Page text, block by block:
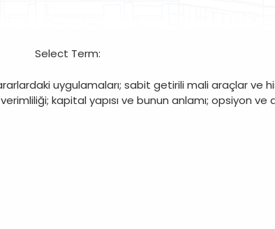
Select Term:
uygulamaları; sabit getirili mali araçlar ve
kapital yapısı ve bunun anlamı; opsiyon